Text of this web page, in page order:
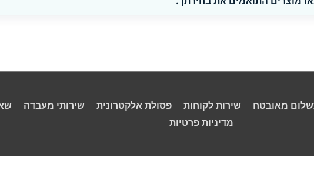
מאובטח שירות לקוחות פסולת אלקטרונית שירותי מעבדה
מדיניות פרטיות